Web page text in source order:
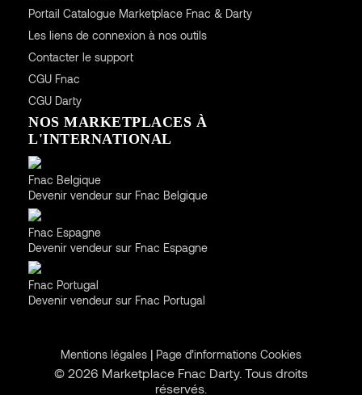
Portail Catalogue Marketplace Fnac & Darty
Les liens de connexion à nos outils
Contacter le support
CGUFnac
CGUDarty
NOS MARKETPLACES À
L'INTERNATIONAL
Fnac Belgique
Devenir vendeur sur Fnac Belgique
Fnac Espagne
Devenir vendeur sur Fnac Espagne
Fnac Portugal
Devenir vendeur sur Fnac Portugal
Mentions légales | Page d’informations Cookies
© 2026 Marketplace Fnac Darty. Tous droits
réservés.